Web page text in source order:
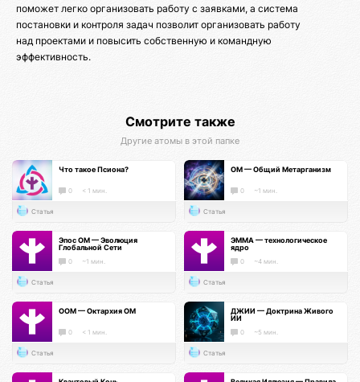
поможет легко организовать работу с заявками, а система
постановки и контроля задач позволит организовать работу
над проектами и повысить собственную и командную
эффективность.
Смотрите также
Другие атомы в этой папке
Что такое Псиона?
0 < 1 мин.
Статья
ОМ — Общий Метарганизм
0 ~1 мин.
Статья
Эпос ОМ — Эволюция
Глобальной Сети
0 ~1 мин.
Статья
ЭММА — технологическое
ядро
0 ~4 мин.
Статья
ООМ — Октархия ОМ
0 < 1 мин.
Статья
ДЖИИ — Доктрина Живого
ИИ
0 ~5 мин.
Статья